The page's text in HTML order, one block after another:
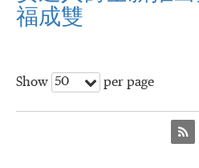
福成雙
Show 50 per page